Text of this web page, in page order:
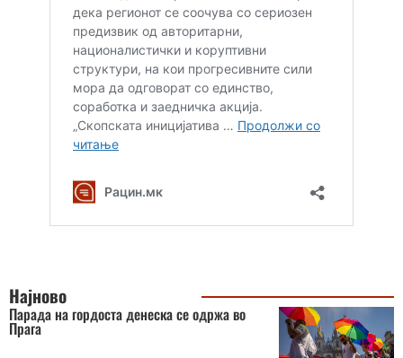
Најново
Парада на гордоста денеска се одржа во
Прага